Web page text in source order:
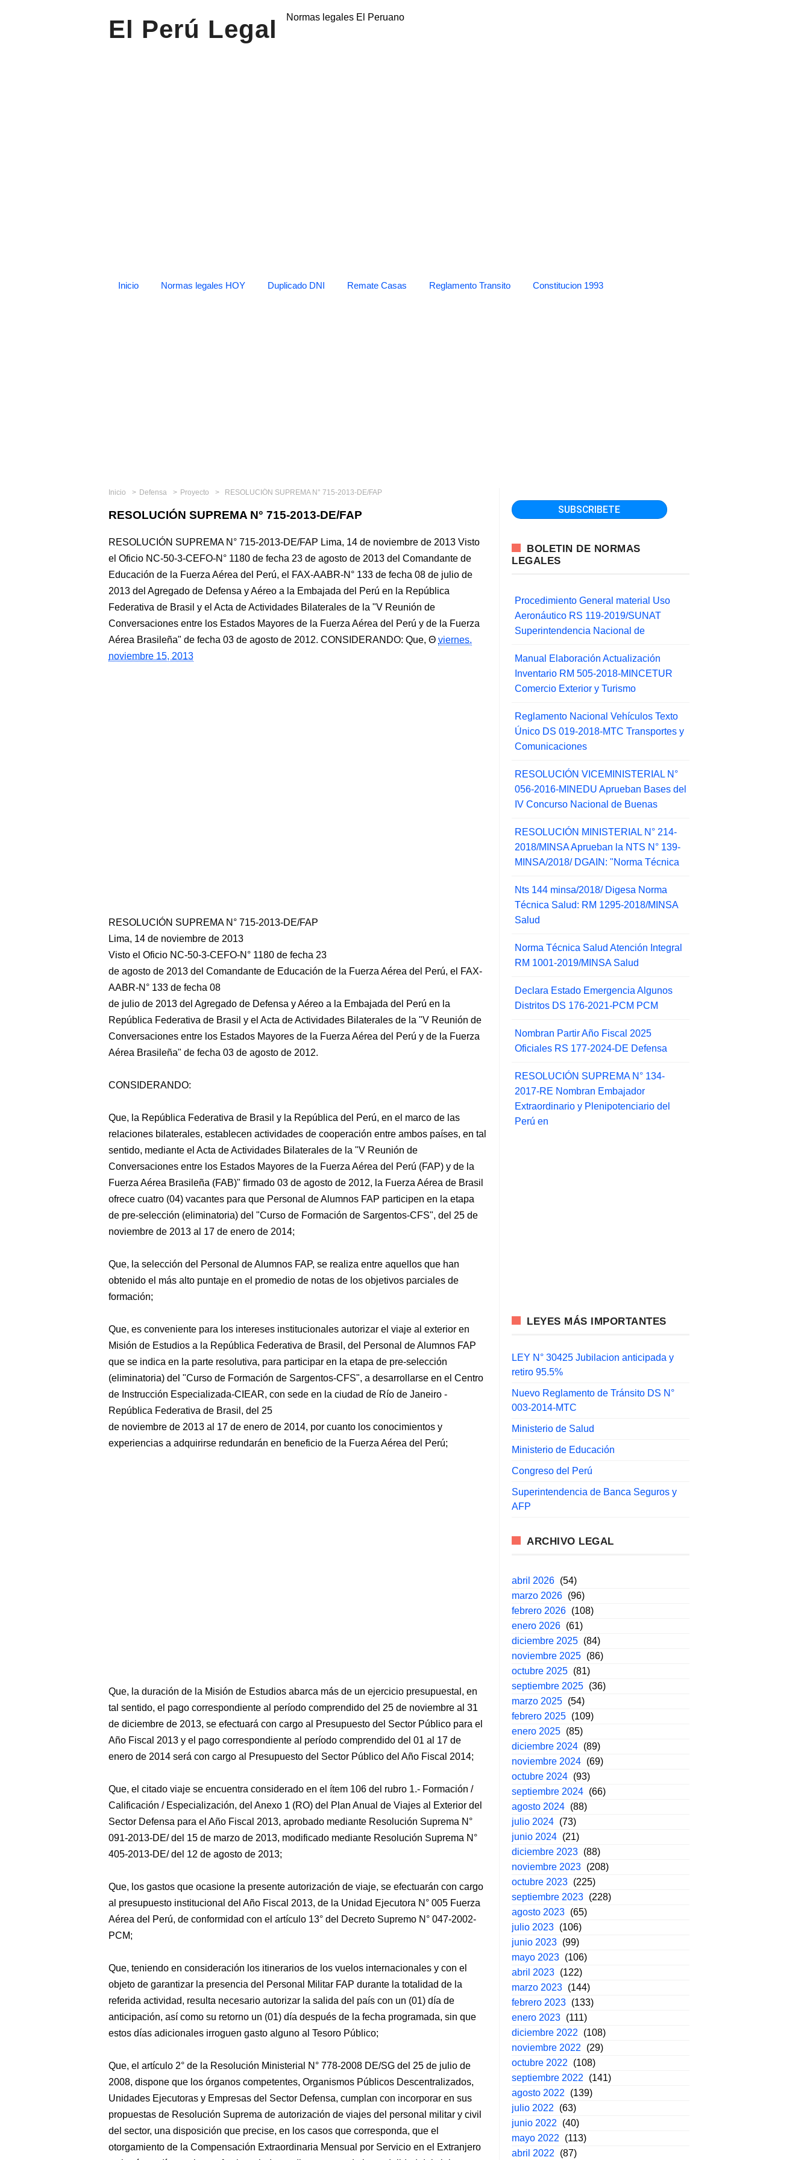
El Perú Legal Normas legales El Peruano
Inicio Normas legales HOY Duplicado DNI Remate Casas Reglamento Transito Constitucion 1993
Inicio Defensa Proyecto RESOLUCIÓN SUPREMA N° 715-2013-DE/FAP
RESOLUCIÓN SUPREMA N° 715-2013-DE/FAP
RESOLUCIÓN SUPREMA N° 715-2013-DE/FAP Lima, 14 de noviembre de 2013 Visto
el Oficio NC-50-3-CEFO-N° 1180 de fecha 23 de agosto de 2013 del Comandante de
Educación de la Fuerza Aérea del Perú, el FAX-AABR-N° 133 de fecha 08 de julio de
2013 del Agregado de Defensa y Aéreo a la Embajada del Perú en la República
Federativa de Brasil y el Acta de Actividades Bilaterales de la "V Reunión de
Conversaciones entre los Estados Mayores de la Fuerza Aérea del Perú y de la Fuerza
Aérea Brasileña" de fecha 03 de agosto de 2012. CONSIDERANDO: Que,
viernes,
noviembre 15, 2013
RESOLUCIÓN SUPREMA N° 715-2013-DE/FAP
Lima, 14 de noviembre de 2013
Visto el Oficio NC-50-3-CEFO-N° 1180 de fecha 23
de agosto de 2013 del Comandante de Educación de la Fuerza Aérea del Perú, el FAX-
AABR-N° 133 de fecha 08
de julio de 2013 del Agregado de Defensa y Aéreo a la Embajada del Perú en la
República Federativa de Brasil y el Acta de Actividades Bilaterales de la "V Reunión de
Conversaciones entre los Estados Mayores de la Fuerza Aérea del Perú y de la Fuerza
Aérea Brasileña" de fecha 03 de agosto de 2012.
CONSIDERANDO:
Que, la República Federativa de Brasil y la República del Perú, en el marco de las
relaciones bilaterales, establecen actividades de cooperación entre ambos países, en tal
sentido, mediante el Acta de Actividades Bilaterales de la "V Reunión de
Conversaciones entre los Estados Mayores de la Fuerza Aérea del Perú (FAP) y de la
Fuerza Aérea Brasileña (FAB)" firmado 03 de agosto de 2012, la Fuerza Aérea de Brasil
ofrece cuatro (04) vacantes para que Personal de Alumnos FAP participen en la etapa
de pre-selección (eliminatoria) del "Curso de Formación de Sargentos-CFS", del 25 de
noviembre de 2013 al 17 de enero de 2014;
Que, la selección del Personal de Alumnos FAP, se realiza entre aquellos que han
obtenido el más alto puntaje en el promedio de notas de los objetivos parciales de
formación;
Que, es conveniente para los intereses institucionales autorizar el viaje al exterior en
Misión de Estudios a la República Federativa de Brasil, del Personal de Alumnos FAP
que se indica en la parte resolutiva, para participar en la etapa de pre-selección
(eliminatoria) del "Curso de Formación de Sargentos-CFS", a desarrollarse en el Centro
de Instrucción Especializada-CIEAR, con sede en la ciudad de Río de Janeiro -
República Federativa de Brasil, del 25
de noviembre de 2013 al 17 de enero de 2014, por cuanto los conocimientos y
experiencias a adquirirse redundarán en beneficio de la Fuerza Aérea del Perú;
Que, la duración de la Misión de Estudios abarca más de un ejercicio presupuestal, en
tal sentido, el pago correspondiente al período comprendido del 25 de noviembre al 31
de diciembre de 2013, se efectuará con cargo al Presupuesto del Sector Público para el
Año Fiscal 2013 y el pago correspondiente al período comprendido del 01 al 17 de
enero de 2014 será con cargo al Presupuesto del Sector Público del Año Fiscal 2014;
Que, el citado viaje se encuentra considerado en el ítem 106 del rubro 1.- Formación /
Calificación / Especialización, del Anexo 1 (RO) del Plan Anual de Viajes al Exterior del
Sector Defensa para el Año Fiscal 2013, aprobado mediante Resolución Suprema N°
091-2013-DE/ del 15 de marzo de 2013, modificado mediante Resolución Suprema N°
405-2013-DE/ del 12 de agosto de 2013;
Que, los gastos que ocasione la presente autorización de viaje, se efectuarán con cargo
al presupuesto institucional del Año Fiscal 2013, de la Unidad Ejecutora N° 005 Fuerza
Aérea del Perú, de conformidad con el artículo 13° del Decreto Supremo N° 047-2002-
PCM;
Que, teniendo en consideración los itinerarios de los vuelos internacionales y con el
objeto de garantizar la presencia del Personal Militar FAP durante la totalidad de la
referida actividad, resulta necesario autorizar la salida del país con un (01) día de
anticipación, así como su retorno un (01) día después de la fecha programada, sin que
estos días adicionales irroguen gasto alguno al Tesoro Público;
Que, el artículo 2° de la Resolución Ministerial N° 778-2008 DE/SG del 25 de julio de
2008, dispone que los órganos competentes, Organismos Públicos Descentralizados,
Unidades Ejecutoras y Empresas del Sector Defensa, cumplan con incorporar en sus
propuestas de Resolución Suprema de autorización de viajes del personal militar y civil
del sector, una disposición que precise, en los casos que corresponda, que el
otorgamiento de la Compensación Extraordinaria Mensual por Servicio en el Extranjero
BOLETIN DE NORMAS
LEGALES
Procedimiento General material Uso
Aeronáutico RS 119-2019/SUNAT
Superintendencia Nacional de
Manual Elaboración Actualización
Inventario RM 505-2018-MINCETUR
Comercio Exterior y Turismo
Reglamento Nacional Vehículos Texto
Único DS 019-2018-MTC Transportes y
Comunicaciones
RESOLUCIÓN VICEMINISTERIAL N°
056-2016-MINEDU Aprueban Bases del
IV Concurso Nacional de Buenas
RESOLUCIÓN MINISTERIAL N° 214-
2018/MINSA Aprueban la NTS N° 139-
MINSA/2018/ DGAIN: "Norma Técnica
Nts 144 minsa/2018/ Digesa Norma
Técnica Salud: RM 1295-2018/MINSA
Salud
Norma Técnica Salud Atención Integral
RM 1001-2019/MINSA Salud
Declara Estado Emergencia Algunos
Distritos DS 176-2021-PCM PCM
Nombran Partir Año Fiscal 2025
Oficiales RS 177-2024-DE Defensa
RESOLUCIÓN SUPREMA N° 134-
2017-RE Nombran Embajador
Extraordinario y Plenipotenciario del
Perú en
LEYES MÁS IMPORTANTES
LEY N° 30425 Jubilacion anticipada y
retiro 95.5%
Nuevo Reglamento de Tránsito DS N°
003-2014-MTC
Ministerio de Salud
Ministerio de Educación
Congreso del Perú
Superintendencia de Banca Seguros y
AFP
ARCHIVO LEGAL
abril 2026 (54)
marzo 2026 (96)
febrero 2026 (108)
enero 2026 (61)
diciembre 2025 (84)
noviembre 2025 (86)
octubre 2025 (81)
septiembre 2025 (36)
marzo 2025 (54)
febrero 2025 (109)
enero 2025 (85)
diciembre 2024 (89)
noviembre 2024 (69)
octubre 2024 (93)
septiembre 2024 (66)
agosto 2024 (88)
julio 2024 (73)
junio 2024 (21)
diciembre 2023 (88)
noviembre 2023 (208)
octubre 2023 (225)
septiembre 2023 (228)
agosto 2023 (65)
julio 2023 (106)
junio 2023 (99)
mayo 2023 (106)
abril 2023 (122)
marzo 2023 (144)
febrero 2023 (133)
enero 2023 (111)
diciembre 2022
(108)
noviembre 2022
(29)
octubre 2022
(108)
septiembre 2022
(141)
agosto 2022
(139)
julio 2022
(63)
junio 2022
(40)
mayo 2022
(113)
abril 2022
(87)